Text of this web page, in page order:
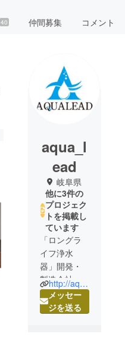
40 仲間募集 コメント
aqua_l
ead
岐阜県
他に3件の
プロジェク
トを掲載し
ています
「ロングラ
イフ浄水
器」開発・
製造会社の
株式会社ア
クアリード
http://aqua-lead.jp/
メッセー
ジを送る